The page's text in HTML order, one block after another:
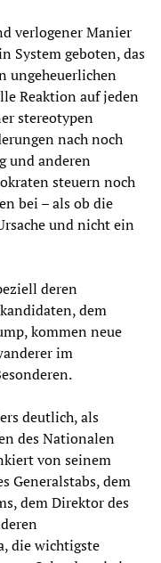
verlogener Manier
System geboten, das
ungeheuerlichen
Reaktion auf jeden
stereotypen
nach noch
und anderen
steuern noch
bei – als ob die
und nicht ein
deren
dem
kommen neue
im
deutlich, als
des Nationalen
von seinem
Generalstabs, dem
dem Direktor des
die wichtigste